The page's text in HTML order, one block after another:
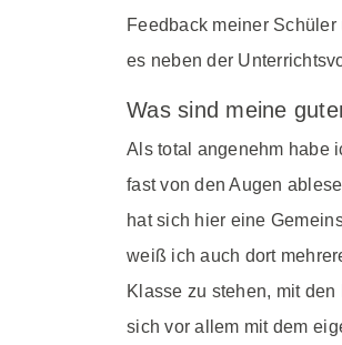
Feedback meiner
es neben der
Was sind meine
Als total angenehm habe
fast von den Augen
hat sich hier eine
weiß ich auch dort
Klasse zu stehen, mit
sich vor allem mit dem